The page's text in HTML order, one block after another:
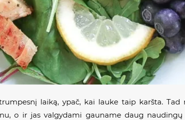
laiką, ypač, kai lauke taip karšta. Tad
o ir jas valgydami gauname daug